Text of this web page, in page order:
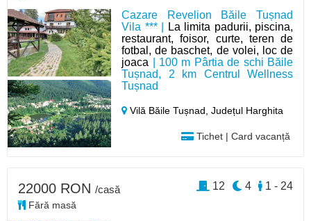
Cazare Revelion Băile Tușnad
Vila *** |
La limita padurii, piscina,
restaurant, foisor, curte, teren de
fotbal, de baschet, de volei, loc de
joaca | 100 m Pârtia de schi Băile
Tușnad, 2 km Centrul Wellness
Tușnad
Vilă Băile Tușnad,Județul Harghita
Tichet | Card vacanță
22000 RON /casă
Fără masă
1 - 24
4
12